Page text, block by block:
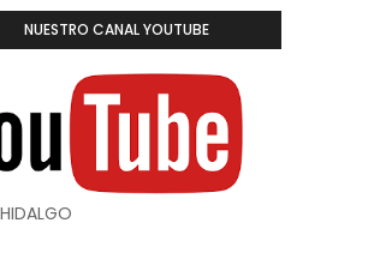
NUESTRO CANAL YOUTUBE